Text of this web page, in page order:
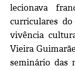
lecionava
curriculares
vivência
Vieira
seminário das